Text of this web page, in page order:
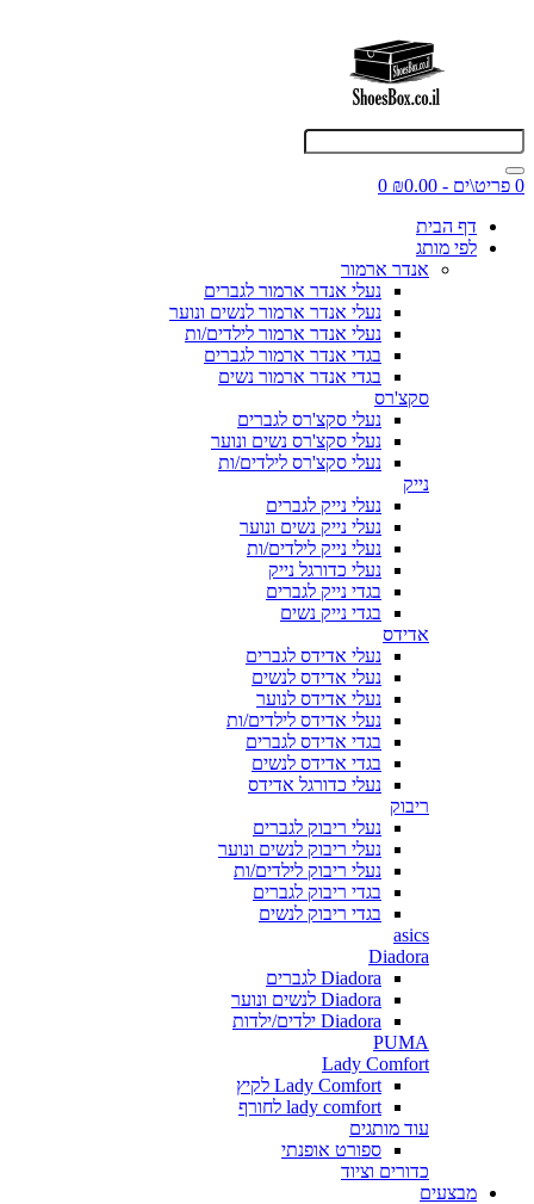
0 פריט\ים - ₪0.00
0
דף הבית
לפי מותג
אנדר ארמור
נעלי אנדר ארמור לגברים
נעלי אנדר ארמור לנשים ונוער
נעלי אנדר ארמור לילדים/ות
בגדי אנדר ארמור לגברים
בגדי אנדר ארמור נשים
סקצ'רס
נעלי סקצ'רס לגברים
נעלי סקצ'רס נשים ונוער
נעלי סקצ'רס לילדים/ות
נייק
נעלי נייק לגברים
נעלי נייק נשים ונוער
נעלי נייק לילדים/ות
נעלי כדורגל נייק
בגדי נייק לגברים
בגדי נייק נשים
אדידס
נעלי אדידס לגברים
נעלי אדידס לנשים
נעלי אדידס לנוער
נעלי אדידס לילדים/ות
בגדי אדידס לגברים
בגדי אדידס לנשים
נעלי כדורגל אדידס
ריבוק
נעלי ריבוק לגברים
נעלי ריבוק לנשים ונוער
נעלי ריבוק לילדים/ות
בגדי ריבוק לגברים
בגדי ריבוק לנשים
asics
Diadora
Diadora לגברים
Diadora לנשים ונוער
Diadora ילדים/ילדות
PUMA
Lady Comfort
Lady Comfort לקיץ
lady comfort לחורף
עוד מותגים
ספורט אופנתי
כדורים וציוד
מבצעים